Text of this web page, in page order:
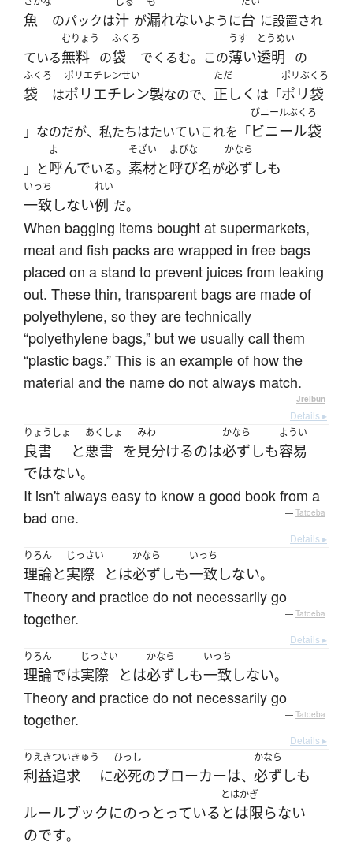
魚 のパックは汁 が漏れないように台 に設置され
ている
むりょう
無料 の
ふくろ
袋 でくるむ。この
うす
薄い
とうめい
透明 の
ふくろ
袋 は
ポリエチレンせい
ポリエチレン製なので、
ただ
正しく は「
ポリぶくろ
ポリ袋
」なのだが、私たちはたいていこれを「
びニールぶくろ
ビニール袋
」と
よ
呼んでいる。
そざい
素材と
よびな
呼び名が
かなら
必ずしも
いっち
一致しない
れい
例 だ。
When bagging items bought at supermarkets,
meat and fish packs are wrapped in free bags
placed on a stand to prevent juices from leaking
out. These thin, transparent bags are made of
polyethylene, so they are technically
“polyethylene bags,” but we usually call them
“plastic bags.” This is an example of how the
material and the name do not always match.
— Jreibun
Details ▸
りょうしょ
良書 と
あくしょ
悪書 を
みわ
見分けるのは
かなら
必ずしも
ようい
容易
ではない。
It isn't always easy to know a good book from a
bad one.
— Tatoeba
Details ▸
りろん
理論と
じっさい
実際 とは
かなら
必ずしも
いっち
一致しない。
Theory and practice do not necessarily go
together.
— Tatoeba
Details ▸
りろん
理論では
じっさい
実際 とは
かなら
必ずしも
いっち
一致しない。
Theory and practice do not necessarily go
together.
— Tatoeba
Details ▸
りえき
利益
ついきゅう
追求 に
ひっし
必死のブローカーは、
かなら
必ずしも
ルールブックにのっとっている
とはかぎ
とは限らない
のです。